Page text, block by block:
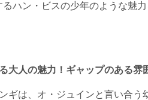
るハン・ビスの少年のような魅
大人の魅力！ギャップのある雰
ギは、オ・ジュインと言い合